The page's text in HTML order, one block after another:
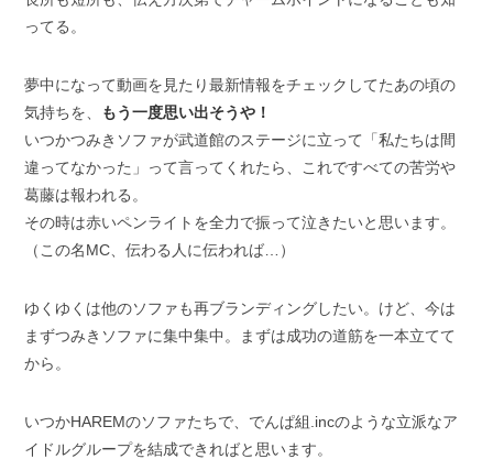
ってる。
夢中になって動画を見たり最新情報をチェックしてたあの頃の
気持ちを、 もう一度思い出そうや！
いつかつみきソファが武道館のステージに立って「私たちは間
違ってなかった」って言ってくれたら、これですべての苦労や
葛藤は報われる。
その時は赤いペンライトを全力で振って泣きたいと思います。
（この名MC、伝わる人に伝われば…）
ゆくゆくは他のソファも再ブランディングしたい。けど、今は
まずつみきソファに集中集中。まずは成功の道筋を一本立てて
から。
いつかHAREMのソファたちで、でんぱ組.incのような立派なア
イドルグループを結成できればと思います。